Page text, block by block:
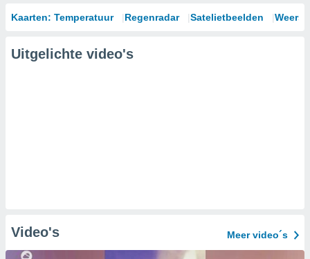
Kaarten: Temperatuur Regenradar Satelietbeelden
Uitgelichte video's
Video's Meer video´s